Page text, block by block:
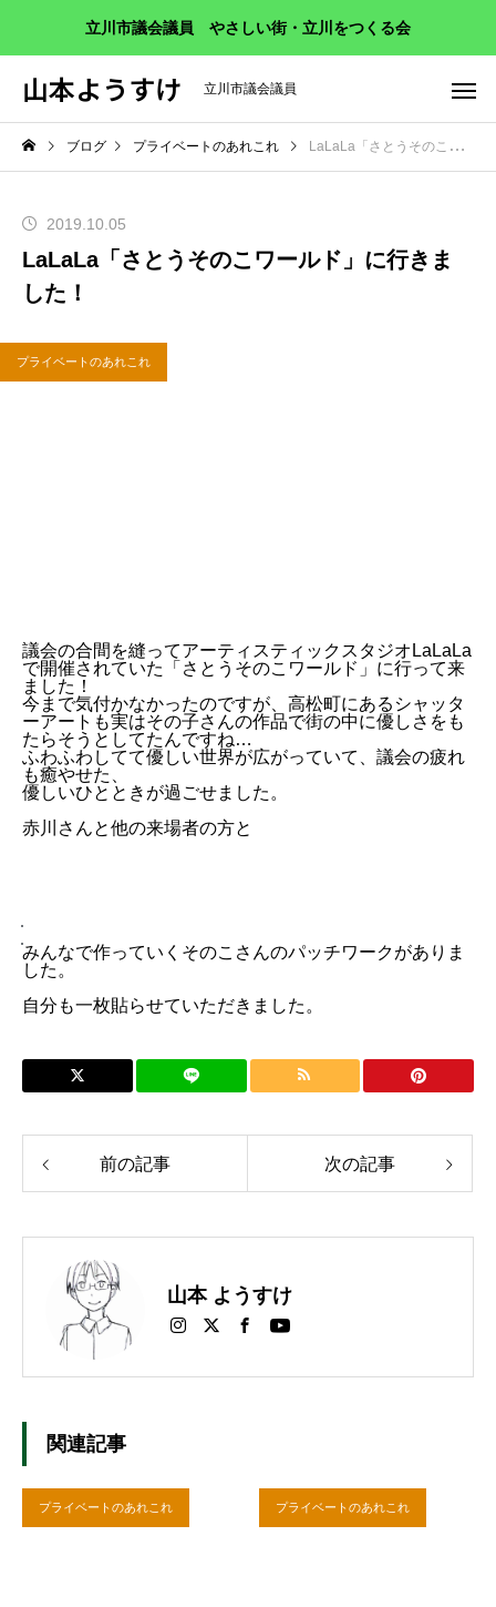
立川市議会議員 やさしい街・立川をつくる会
山本ようすけ 立川市議会議員
ブログ プライベートのあれこれ LaLaLa「さとうそのこワールド」に行きました！
2019.10.05
LaLaLa「さとうそのこワールド」に行きま
した！
プライベートのあれこれ
議会の合間を縫ってアーティスティックスタジオLaLaLa
で開催されていた「さとうそのこワールド」に行って来
ました！
今まで気付かなかったのですが、高松町にあるシャッタ
ーアートも実はその子さんの作品で街の中に優しさをも
たらそうとしてたんですね…
ふわふわしてて優しい世界が広がっていて、議会の疲れ
も癒やせた、
優しいひとときが過ごせました。
赤川さんと他の来場者の方と
みんなで作っていくそのこさんのパッチワークがありま
した。
自分も一枚貼らせていただきました。
前の記事 次の記事
山本 ようすけ
関連記事
プライベートのあれこれ プライベートのあれこれ